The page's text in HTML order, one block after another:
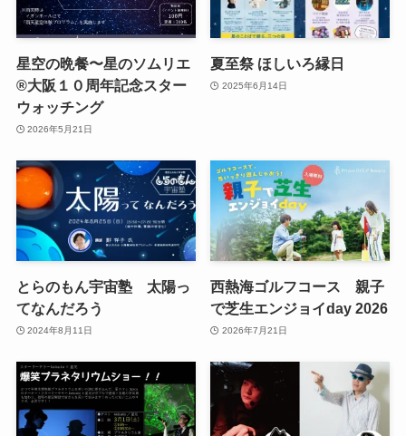
星空の晩餐〜星のソムリエ
®︎大阪１０周年記念スター
ウォッチング
2026年5月21日
夏至祭 ほしいろ縁日
2025年6月14日
とらのもん宇宙塾 太陽っ
てなんだろう
2024年8月11日
西熱海ゴルフコース 親子
で芝生エンジョイday 2026
2026年7月21日